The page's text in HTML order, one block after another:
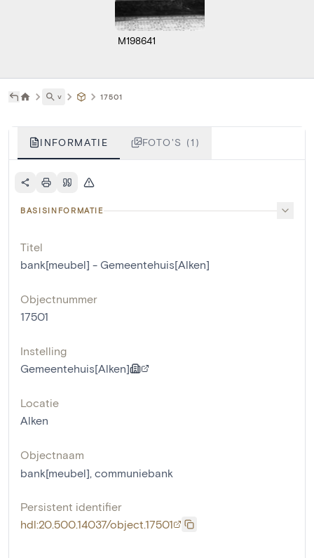
M198641
˅ 17501
INFORMATIE FOTO'S (1)
BASISINFORMATIE
Titel
bank[meubel] - Gemeentehuis[Alken]
Objectnummer
17501
Instelling
Gemeentehuis[Alken]
Locatie
Alken
Objectnaam
bank[meubel], communiebank
Persistent identifier
hdl:20.500.14037/object.17501